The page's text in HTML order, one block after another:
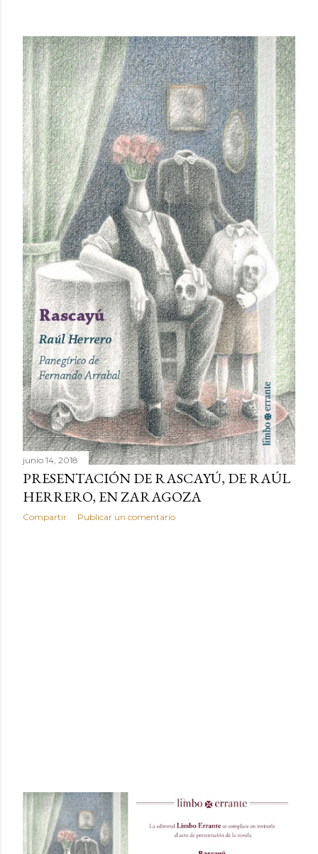
junio 14, 2018
PRESENTACIÓN DE RASCAYÚ, DE RAÚL
HERRERO, EN ZARAGOZA
Compartir Publicar un comentario